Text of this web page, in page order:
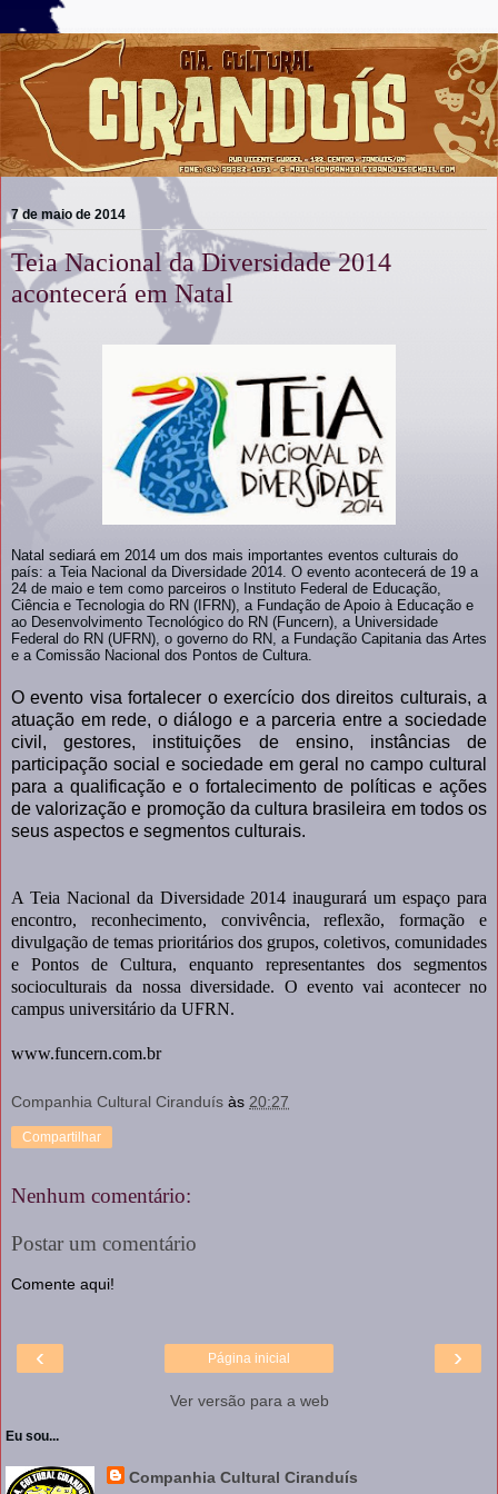
7 de maio de 2014
Teia Nacional da Diversidade 2014
acontecerá em Natal
Natal sediará em 2014 um dos mais importantes eventos culturais do
país: a Teia Nacional da Diversidade 2014. O evento acontecerá de 19 a
24 de maio e tem como parceiros o Instituto Federal de Educação,
Ciência e Tecnologia do RN (IFRN), a Fundação de Apoio à Educação e
ao Desenvolvimento Tecnológico do RN (Funcern), a Universidade
Federal do RN (UFRN), o governo do RN, a Fundação Capitania das Artes
e a Comissão Nacional dos Pontos de Cultura.
O evento visa fortalecer o exercício dos direitos culturais, a
atuação em rede, o diálogo e a parceria entre a sociedade
civil, gestores, instituições de ensino, instâncias de
participação social e sociedade em geral no campo cultural
para a qualificação e o fortalecimento de políticas e ações
de valorização e promoção da cultura brasileira em todos os
seus aspectos e segmentos culturais.
A Teia Nacional da Diversidade 2014 inaugurará um espaço para
encontro, reconhecimento, convivência, reflexão, formação e
divulgação de temas prioritários dos grupos, coletivos, comunidades
e Pontos de Cultura, enquanto representantes dos segmentos
socioculturais da nossa diversidade. O evento vai acontecer no
campus universitário da UFRN.
www.funcern.com.br
Companhia Cultural Ciranduís às 20:27
Compartilhar
Nenhum comentário:
Postar um comentário
Comente aqui!
‹ ›
Página inicial
Ver versão para a web
Eu sou...
Companhia Cultural Ciranduís